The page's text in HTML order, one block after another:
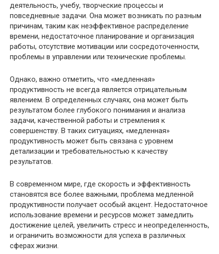
деятельность, учебу, творческие процессы и
повседневные задачи. Она может возникать по разным
причинам, таким как неэффективное распределение
времени, недостаточное планирование и организация
работы, отсутствие мотивации или сосредоточенности,
проблемы в управлении или технические проблемы.
Однако, важно отметить, что «медленная»
продуктивность не всегда является отрицательным
явлением. В определенных случаях, она может быть
результатом более глубокого понимания и анализа
задачи, качественной работы и стремления к
совершенству. В таких ситуациях, «медленная»
продуктивность может быть связана с уровнем
детализации и требовательностью к качеству
результатов.
В современном мире, где скорость и эффективность
становятся все более важными, проблема медленной
продуктивности получает особый акцент. Недостаточное
использование времени и ресурсов может замедлить
достижение целей, увеличить стресс и неопределенность,
и ограничить возможности для успеха в различных
сферах жизни.